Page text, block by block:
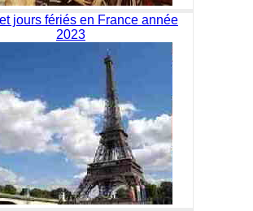
jours fériés en France année
2023